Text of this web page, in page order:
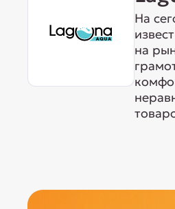
На
на